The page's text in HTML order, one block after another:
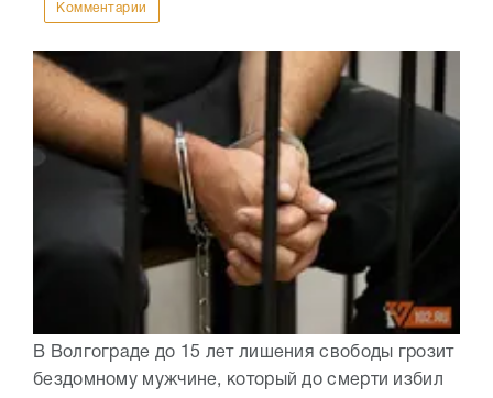
Комментарии
В Волгограде до 15 лет лишения свободы грозит
бездомному мужчине, который до смерти избил